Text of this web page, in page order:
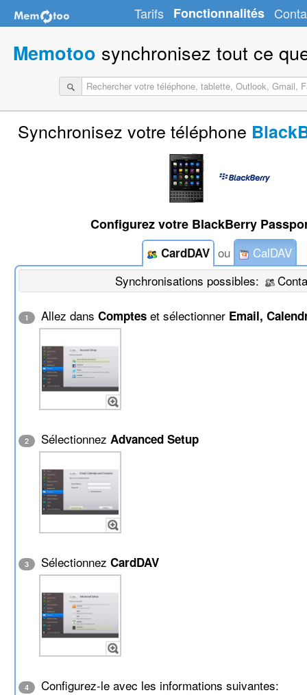
Tarifs Fonctionnalités
Memotoo synchronisez tout ce
Synchronisez votre téléphone
Configurez votre BlackBerry
CardDAV ou
CalDAV
Synchronisations possibles:
1 Allez dansComptes et sélectionner Email,
2 SélectionnezAdvanced Setup
3 SélectionnezCardDAV
4 Configurez-le avec les informations suivantes: